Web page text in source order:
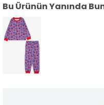
Bu Ürünün Yanında